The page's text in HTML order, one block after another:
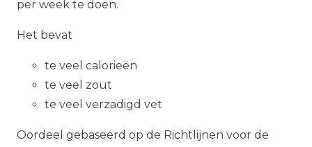
per week te doen.
Het bevat
te veel calorieën
te veel zout
te veel verzadigd vet
Oordeel gebaseerd op de Richtlijnen voor de